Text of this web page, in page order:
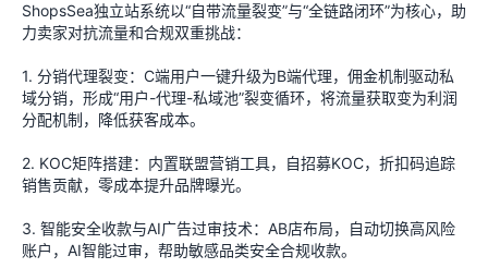
ShopsSea独立站系统以“自带流量裂变”与“全链路闭环”为核心，助
力卖家对抗流量和合规双重挑战：
1. 分销代理裂变：C端用户一键升级为B端代理，佣金机制驱动私
域分销，形成“用户-代理-私域池”裂变循环，将流量获取变为利润
分配机制，降低获客成本。
2. KOC矩阵搭建：内置联盟营销工具，自招募KOC，折扣码追踪
销售贡献，零成本提升品牌曝光。
3. 智能安全收款与AI广告过审技术：AB店布局，自动切换高风险
账户，AI智能过审，帮助敏感品类安全合规收款。